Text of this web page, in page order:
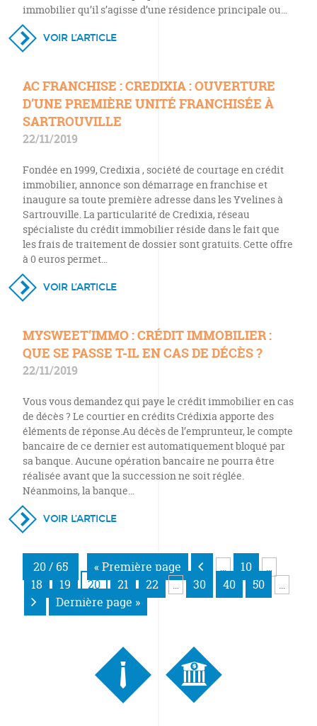
immobilier qu’il s’agisse d’une résidence principale ou…
VOIR L’ARTICLE
AC FRANCHISE : CREDIXIA : OUVERTURE
D’UNE PREMIÈRE UNITÉ FRANCHISÉE À
SARTROUVILLE
22/11/2019
Fondée en 1999, Credixia , société de courtage en crédit
immobilier, annonce son démarrage en franchise et
inaugure sa toute première adresse dans les Yvelines à
Sartrouville. La particularité de Credixia, réseau
spécialiste du crédit immobilier réside dans le fait que
les frais de traitement de dossier sont gratuits. Cette offre
à 0 euros permet…
VOIR L’ARTICLE
MYSWEET’IMMO : CRÉDIT IMMOBILIER :
QUE SE PASSE T-IL EN CAS DE DÉCÈS ?
22/11/2019
Vous vous demandez qui paye le crédit immobilier en cas
de décès ? Le courtier en crédits Crédixia apporte des
éléments de réponse.Au décès de l’emprunteur, le compte
bancaire de ce dernier est automatiquement bloqué par
sa banque. Aucune opération bancaire ne pourra être
réalisée avant que la succession ne soit réglée.
Néanmoins, la banque…
VOIR L’ARTICLE
20 / 65 « Première page … 10 …
18 19 20 21 22 … 30 40 50 …
Dernière page »